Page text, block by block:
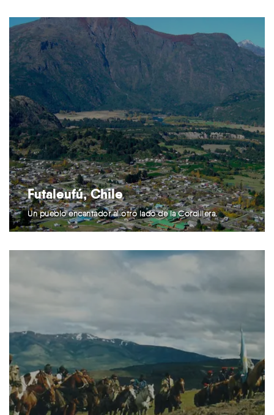
Futaleufú, Chile
Un pueblo encantador al otro lado de la Cordillera.